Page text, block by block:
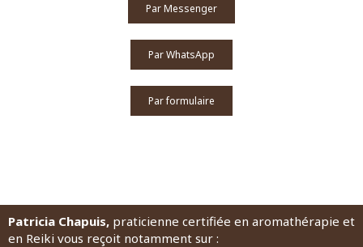
Par Messenger
Par WhatsApp
Par formulaire
Patricia Chapuis, praticienne certifiée en aromathérapie et
en Reiki vous reçoit notamment sur :